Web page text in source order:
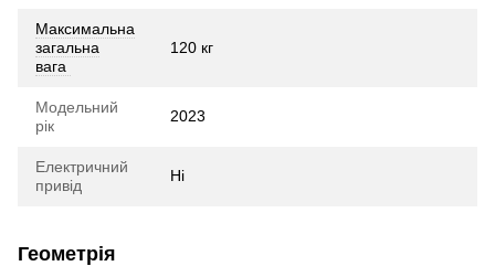
Максимальна
загальна
вага
120 кг
Модельний
рік
2023
Електричний
привід
Ні
Геометрія